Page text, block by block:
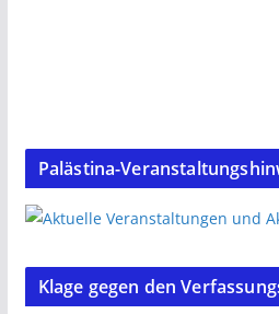
Palästina-
Klage gegen den